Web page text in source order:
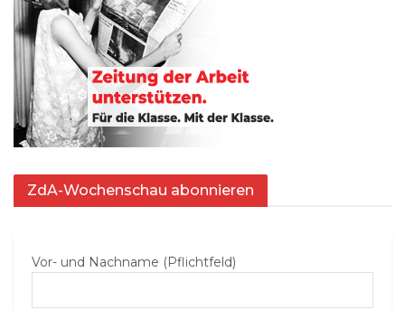
ZdA-Wochenschau abonnieren
Vor- und Nachname (Pflichtfeld)